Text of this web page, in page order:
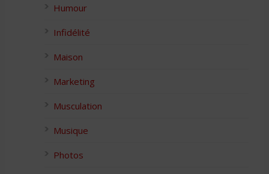
Humour
Infidélité
Maison
Marketing
Musculation
Musique
Photos